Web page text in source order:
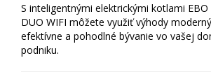
S inteligentnými elektrickými kotlami EBO
DUO WIFI môžete využiť výhody
efektívne a pohodlné bývanie vo vašej
podniku.